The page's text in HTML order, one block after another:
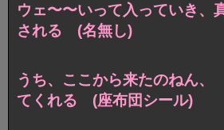
ウェ〜〜いって入っていき、
される (名無し)
うち、ここから来たのねん
てくれる (座布団シール)